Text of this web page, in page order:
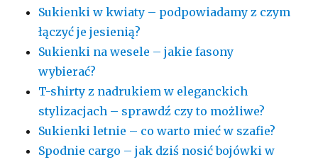
Sukienki w kwiaty – podpowiadamy z czym
łączyć je jesienią?
Sukienki na wesele – jakie fasony
wybierać?
T-shirty z nadrukiem w eleganckich
stylizacjach – sprawdź czy to możliwe?
Sukienki letnie – co warto mieć w szafie?
Spodnie cargo – jak dziś nosić bojówki w